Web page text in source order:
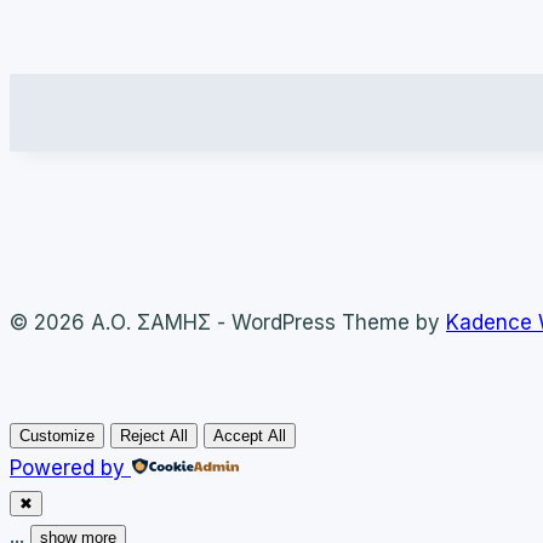
© 2026 Α.Ο. ΣΑΜΗΣ - WordPress Theme by Kadence
Customize Reject All Accept All
Powered by
✖
... show more